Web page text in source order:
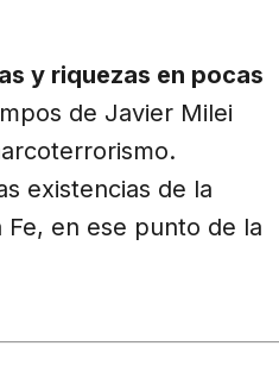
y riquezas en pocas
de Javier Milei
existencias de la
en ese punto de la